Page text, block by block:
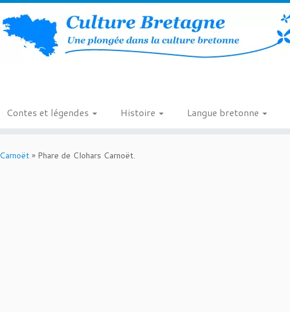
Contes et légendes Histoire Langue bretonne
» Phare de Clohars Carnoët.